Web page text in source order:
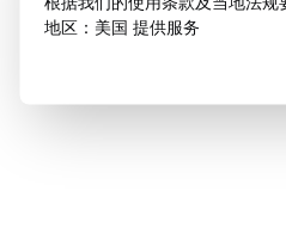
地区：美国 提供服务